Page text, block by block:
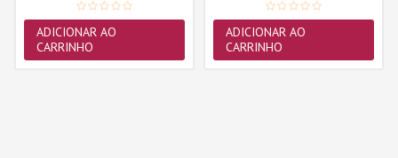
ADICIONAR AO
CARRINHO
ADICIONAR AO
CARRINHO